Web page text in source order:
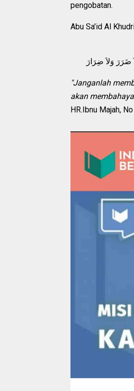
pengobatan.
وَلاَ ضِرَارَ
"Janganlah
akan
HR.Ibnu Majah,